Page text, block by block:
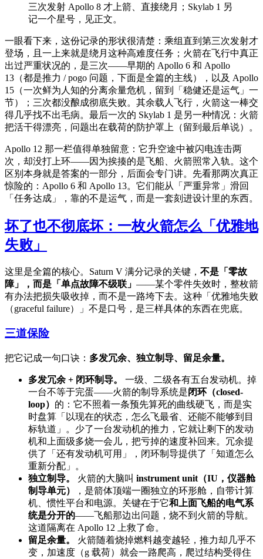
三次发射 Apollo 8 才上箭、直接绕月；Skylab 1 另
记一个星号，见正文。
一眼看下来，这份记录的形状很清楚：乘组直到第三次发射才
登场，且一上来就是绕月这种高难度任务；火箭在飞行中真正
出过严重状况的，是三次——早期的 Apollo 6 和 Apollo
13（都是推力 / pogo 问题，下面是全篇的主线），以及 Apollo
15（一次鲜为人知的分离余量危机，留到「稳健还是运气」一
节）；三次都没酿成彻底失败。其余载人飞行，火箭这一棒交
得几乎找不出毛病。最后一次的 Skylab 1 是另一种情况：火箭
把活干得漂亮，问题出在载荷的防护罩上（留到最后单说）。
Apollo 12 那一栏值得单独留意：它升空途中被闪电连击两
次，却没打上环——因为挨揍的是飞船、火箭照常入轨。这个
区别本身就是答案的一部分，后面会专门讲。先看那两次真正
惊险的：Apollo 6 和 Apollo 13。它们能从「严重异常」滑回
「任务达成」，靠的不是运气，而是一套刻进设计里的东西。
坏了也不彻底坏：一枚火箭怎么「优雅地
失败」
这里是全篇的核心。Saturn V 满分记录的关键， 不是「零故
障」，而是「单点故障不级联」 ——某个零件失效时，整枚箭
有办法把损失吸收掉，而不是一路垮下去。这种「优雅地失败
（graceful failure）」不是口号，是三样具体的东西在兜底。
三道保险
把它记成一句口诀： 多发冗余、独立制导、留足余量。
多发冗余 + 闭环制导。
一级、二级各有五台发动机。掉
一台不等于完蛋——火箭的制导系统是闭环（closed-
loop） 的：它不照着一条预先算死的曲线硬飞，而是实
时盘算「以现在的状态，怎么飞最省、还能不能够到目
标轨道」。少了一台发动机的推力，它就让剩下的发动
机和上面级多烧一会儿，把亏掉的速度补回来。冗余提
供了「还有发动机可用」，闭环制导提供了「知道怎么
重新分配」。
独立制导。
火箭的大脑叫 instrument unit（IU，仪器舱
制导单元）
，是箭体顶端一圈独立的环形舱，自带计算
机、惯性平台和电源。关键在于它和上面飞船的电气系
统是分开的——飞船那边出问题，烧不到火箭的导航。
这道隔离在 Apollo 12 上救了命。
留足余量。
火箭随着烧掉燃料越变越轻，推力却几乎不
变，加速度（g 载荷）就会一路爬高，爬过结构受得住